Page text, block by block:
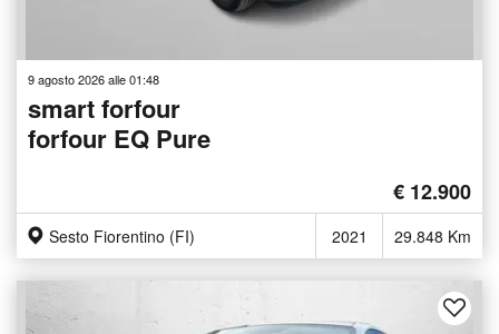
9 agosto 2026 alle 01:48
smart forfour
forfour EQ Pure
€ 12.900
Sesto Fiorentino (FI) 2021 29.848 Km